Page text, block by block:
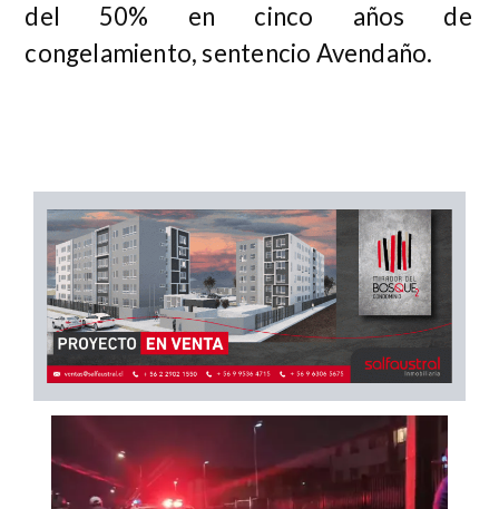
del 50%
en cinco años de
congelamiento, sentencio Avendaño.